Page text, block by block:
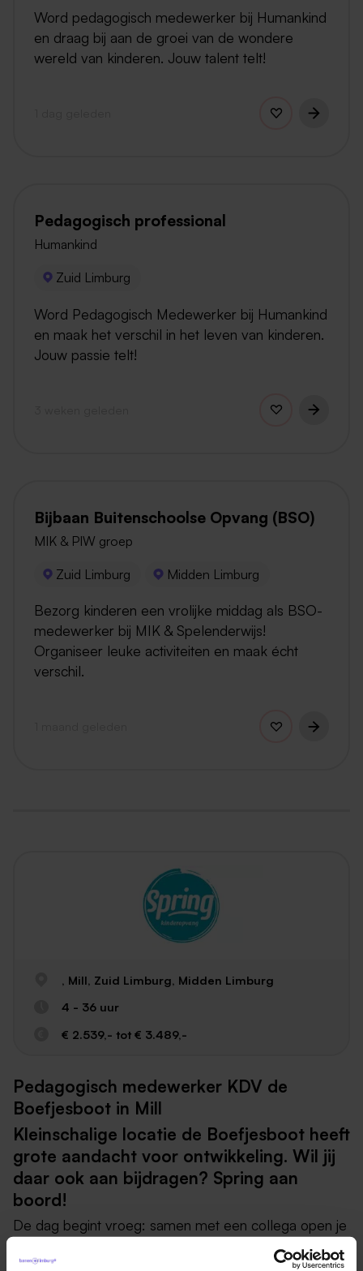
Word pedagogisch medewerker bij Humankind
en draag bij aan de groei van de wondere
wereld van kinderen. Jouw talent telt!
Pedagogisch professional
Humankind
Zuid Limburg
Word Pedagogisch Medewerker bij Humankind
en maak het verschil in het leven van kinderen.
Jouw passie telt!
Bijbaan Buitenschoolse Opvang (BSO)
MIK & PIW groep
Zuid Limburg Midden Limburg
Bezorg kinderen een vrolijke middag als BSO-
medewerker bij MIK & Spelenderwijs!
Organiseer leuke activiteiten en maak écht
verschil.
, Mill, Zuid Limburg, Midden Limburg
4 - 36 uur
€ 2.539,- tot € 3.489,-
Pedagogisch medewerker KDV de
Boefjesboot in Mill
Kleinschalige locatie de Boefjesboot heeft
grote aandacht voor ontwikkeling. Wil jij
daar ook aan bijdragen? Spring aan
boord!
De dag begint vroeg: samen met een collega open je
de locatie en verwelkom je de eerste ouders en
kinderen. In alle rust starten jullie de dag met het